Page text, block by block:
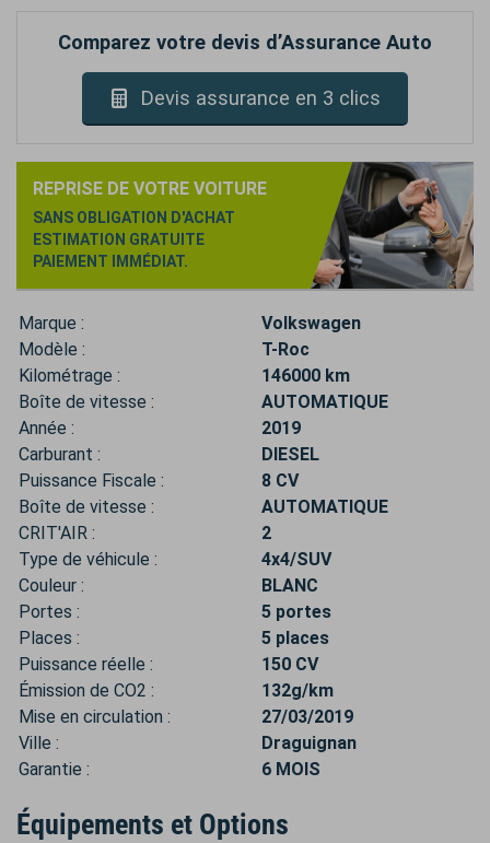
Comparez votre devis d’Assurance Auto
Devis assurance en 3 clics
REPRISE DE VOTRE VOITURE
SANS OBLIGATION D'ACHAT
ESTIMATION GRATUITE
PAIEMENT IMMÉDIAT.
Marque :
Volkswagen
Modèle :
T-Roc
Kilométrage :
146000 km
Boîte de vitesse :
AUTOMATIQUE
Année :
2019
Carburant :
DIESEL
Puissance Fiscale :
8 CV
Boîte de vitesse :
AUTOMATIQUE
CRIT'AIR :
2
Type de véhicule :
4x4/SUV
Couleur :
BLANC
Portes :
5 portes
Places :
5 places
Puissance réelle :
150 CV
Émission de CO2 :
132g/km
Mise en circulation :
27/03/2019
Ville :
Draguignan
Garantie :
6 MOIS
Équipements et Options